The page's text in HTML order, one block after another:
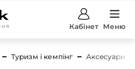
Кабінет Меню
Туризм і кемпінг Аксесуари